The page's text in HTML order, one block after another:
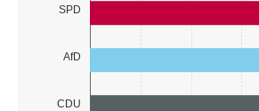
SPD
AfD
CDU